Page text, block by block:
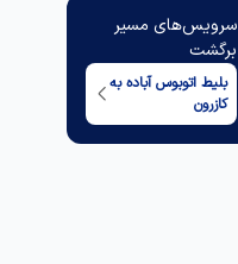
سرویس‌های مسیر
برگشت
بلیط اتوبوسآبادهبه
کازرون